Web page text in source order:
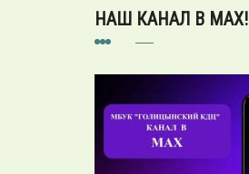
НАШ КАНАЛ В MAX!